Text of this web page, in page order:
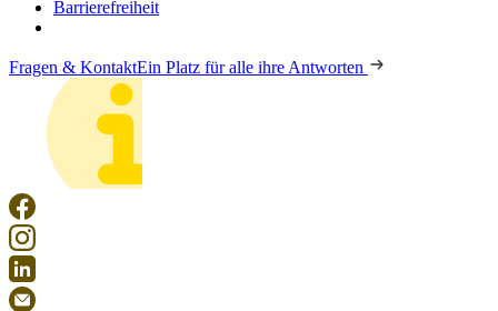
Barrierefreiheit
Fragen & KontaktEin Platz für alle ihre Antworten